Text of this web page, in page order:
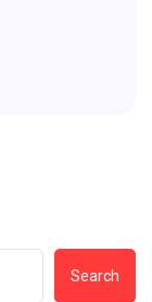
Search